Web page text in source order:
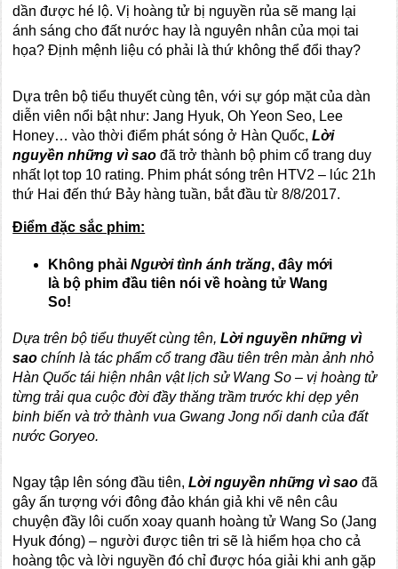
dần được hé lộ. Vị hoàng tử bị nguyền rủa sẽ mang lại
ánh sáng cho đất nước hay là nguyên nhân của mọi tai
họa? Định mệnh liệu có phải là thứ không thể đổi thay?
Dựa trên bộ tiểu thuyết cùng tên, với sự góp mặt của dàn
diễn viên nổi bật như: Jang Hyuk, Oh Yeon Seo, Lee
Honey… vào thời điểm phát sóng ở Hàn Quốc,Lời
nguyền những vì sao đã trở thành bộ phim cổ trang duy
nhất lọt top 10 rating. Phim phát sóng trên HTV2 – lúc 21h
thứ Hai đến thứ Bảy hàng tuần, bắt đầu từ 8/8/2017.
Điểm đặc sắc phim:
Không phảiNgười tình ánh trăng, đây mới
là bộ phim đầu tiên nói về hoàng tử Wang
So!
Dựa trên bộ tiểu thuyết cùng tên,Lời nguyền những vì
sao chính là tác phẩm cổ trang đầu tiên trên màn ảnh nhỏ
Hàn Quốc tái hiện nhân vật lịch sử Wang So – vị hoàng tử
từng trải qua cuộc đời đầy thăng trầm trước khi dẹp yên
binh biến và trở thành vua Gwang Jong nổi danh của đất
nước Goryeo.
Ngay tập lên sóng đầu tiên,Lời nguyền những vì saođã
gây ấn tượng với đông đảo khán giả khi vẽ nên câu
chuyện đầy lôi cuốn xoay quanh hoàng tử Wang So (Jang
Hyuk đóng)– người được tiên tri sẽ là hiểm họa cho cả
hoàng tộc và lời nguyền đó chỉ được hóa giải khi anh gặp